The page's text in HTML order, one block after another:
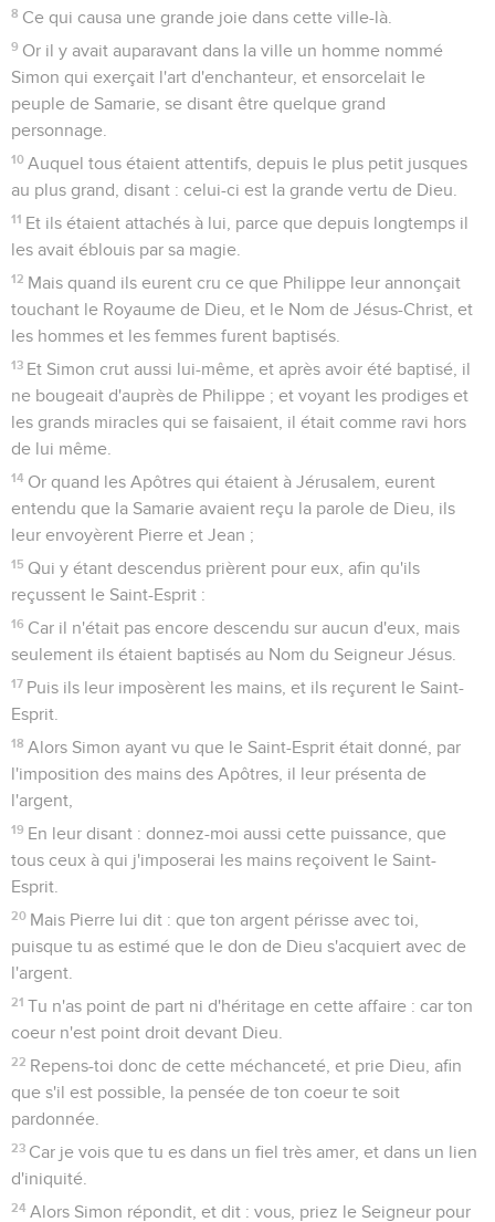
8 Ce qui causa une grande joie dans cette ville-là.
9 Or il y avait auparavant dans la ville un homme nommé
Simon qui exerçait l'art d'enchanteur, et ensorcelait le
peuple de Samarie, se disant être quelque grand
personnage.
10 Auquel tous étaient attentifs, depuis le plus petit jusques
au plus grand, disant : celui-ci est la grande vertu de Dieu.
11 Et ils étaient attachés à lui, parce que depuis longtemps il
les avait éblouis par sa magie.
12 Mais quand ils eurent cru ce que Philippe leur annonçait
touchant le Royaume de Dieu, et le Nom de Jésus-Christ, et
les hommes et les femmes furent baptisés.
13 Et Simon crut aussi lui-même, et après avoir été baptisé, il
ne bougeait d'auprès de Philippe ; et voyant les prodiges et
les grands miracles qui se faisaient, il était comme ravi hors
de lui même.
14 Or quand les Apôtres qui étaient à Jérusalem, eurent
entendu que la Samarie avaient reçu la parole de Dieu, ils
leur envoyèrent Pierre et Jean ;
15 Qui y étant descendus prièrent pour eux, afin qu'ils
reçussent le Saint-Esprit :
16 Car il n'était pas encore descendu sur aucun d'eux, mais
seulement ils étaient baptisés au Nom du Seigneur Jésus.
17 Puis ils leur imposèrent les mains, et ils reçurent le Saint-
Esprit.
18 Alors Simon ayant vu que le Saint-Esprit était donné, par
l'imposition des mains des Apôtres, il leur présenta de
l'argent,
19 En leur disant : donnez-moi aussi cette puissance, que
tous ceux à qui j'imposerai les mains reçoivent le Saint-
Esprit.
20 Mais Pierre lui dit : que ton argent périsse avec toi,
puisque tu as estimé que le don de Dieu s'acquiert avec de
l'argent.
21 Tu n'as point de part ni d'héritage en cette affaire : car ton
coeur n'est point droit devant Dieu.
22 Repens-toi donc de cette méchanceté, et prie Dieu, afin
que s'il est possible, la pensée de ton coeur te soit
pardonnée.
23 Car je vois que tu es dans un fiel très amer, et dans un lien
d'iniquité.
24 Alors Simon répondit, et dit : vous, priez le Seigneur pour